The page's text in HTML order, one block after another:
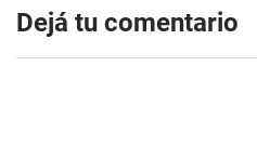
Dejá tu comentario